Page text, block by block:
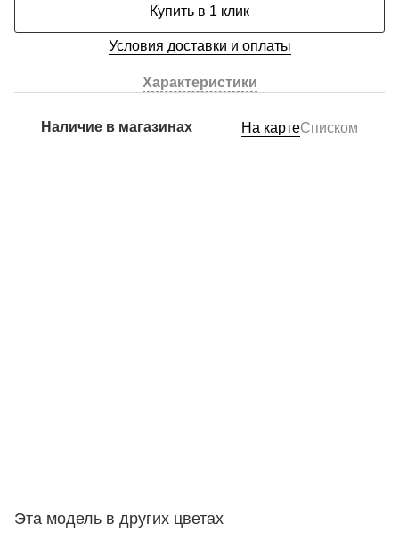
Купить в 1 клик
Условия доставки и оплаты
Характеристики
Наличие в магазинах На картеСписком
Эта модель в других цветах